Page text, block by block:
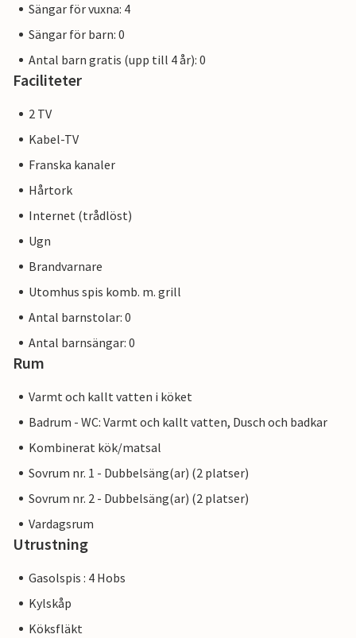
Sängar för vuxna: 4
Sängar för barn: 0
Antal barn gratis (upp till 4 år): 0
Faciliteter
2 TV
Kabel-TV
Franska kanaler
Hårtork
Internet (trådlöst)
Ugn
Brandvarnare
Utomhus spis komb. m. grill
Antal barnstolar: 0
Antal barnsängar: 0
Rum
Varmt och kallt vatten i köket
Badrum - WC: Varmt och kallt vatten, Dusch och badkar
Kombinerat kök/matsal
Sovrum nr. 1 - Dubbelsäng(ar) (2 platser)
Sovrum nr. 2 - Dubbelsäng(ar) (2 platser)
Vardagsrum
Utrustning
Gasolspis : 4 Hobs
Kylskåp
Köksfläkt